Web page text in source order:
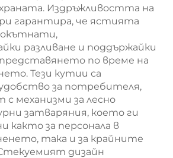
Издръжливостта на
гарантира, че ястията
разливане и поддържайки
по време на
Тези кутии са
за потребителя,
с механизми за лесно
затваряния, което ги
както за персонала в
така и за крайните
дизайн